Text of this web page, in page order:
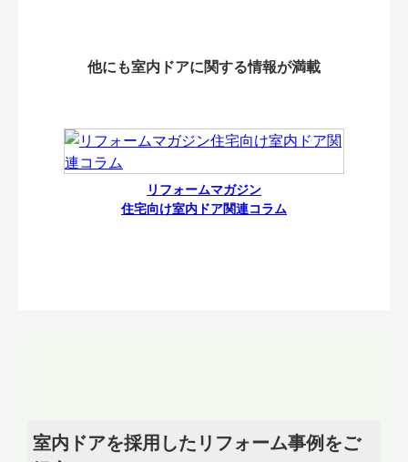
他にも室内ドアに関する情報が満載
リフォームマガジン
住宅向け室内ドア関連コラム
室内ドアを採用したリフォーム事例をご